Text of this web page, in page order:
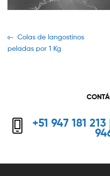
Navegación
de
Previous
post:
Colas de langostinos
peladas por 1 Kg
+51 947 181